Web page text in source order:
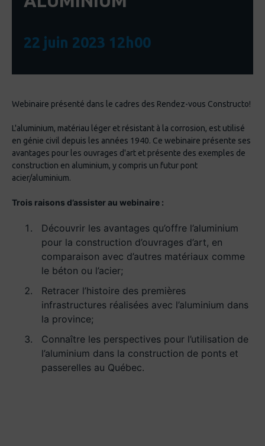
22 juin 2023 12h00
Webinaire présenté dans le cadres des Rendez-vous Constructo!
L'aluminium, matériau léger et résistant à la corrosion, est utilisé
en génie civil depuis les années 1940. Ce webinaire présente ses
avantages pour les ouvrages d'art et présente des exemples de
construction en aluminium, y compris un futur pont
acier/aluminium.
Trois raisons d’assister au webinaire :
Découvrir les avantages qu’offre l’aluminium
pour la construction d’ouvrages d’art, en
comparaison avec d’autres matériaux comme
le béton ou l’acier;
Retracer l’histoire des premières
infrastructures réalisées avec l’aluminium dans
la province;
Connaître les perspectives pour l’utilisation de
l’aluminium dans la construction de ponts et
passerelles au Québec.